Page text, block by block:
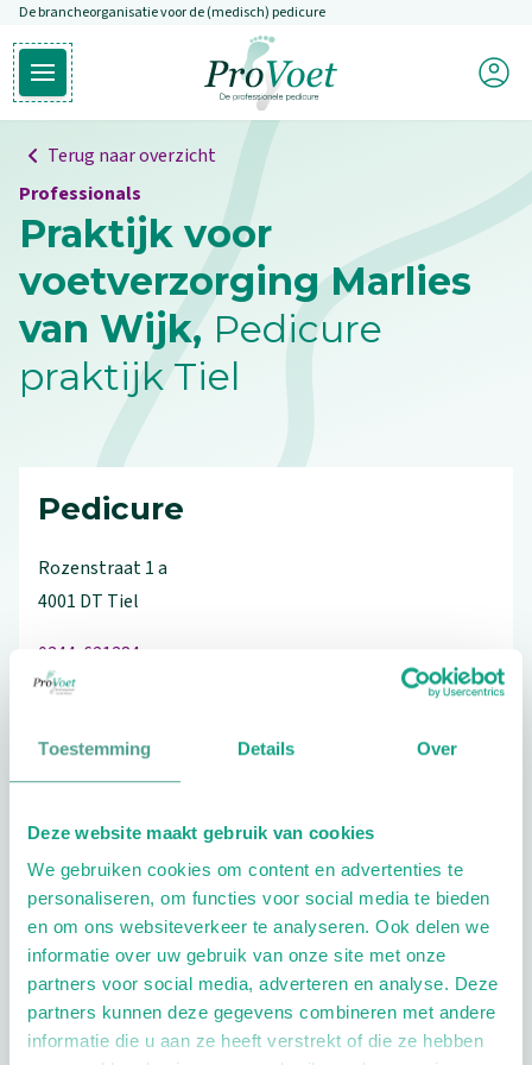
Toestemming Details Over
Deze website maakt gebruik van cookies
We gebruiken cookies om content en advertenties te
personaliseren, om functies voor social media te bieden
en om ons websiteverkeer te analyseren. Ook delen we
informatie over uw gebruik van onze site met onze
partners voor social media, adverteren en analyse. Deze
partners kunnen deze gegevens combineren met andere
informatie die u aan ze heeft verstrekt of die ze hebben
Overslaan en naar de inhoud gaan
De brancheorganisatie voor de (medisch) pedicure
Open hoofdmenu
Ga naar de homepagina
Mijn
Terug naar overzicht
Professionals
Praktijk voor
voetverzorging Marlies
van Wijk, Pedicure
praktijk Tiel
Pedicure
Rozenstraat1a
4001 DT Tiel
0344-621384
Schrijf ook een review
Extra opties